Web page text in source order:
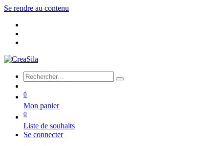
Se rendre au contenu
0
Mon panier
0
Liste de souhaits
Se connecter